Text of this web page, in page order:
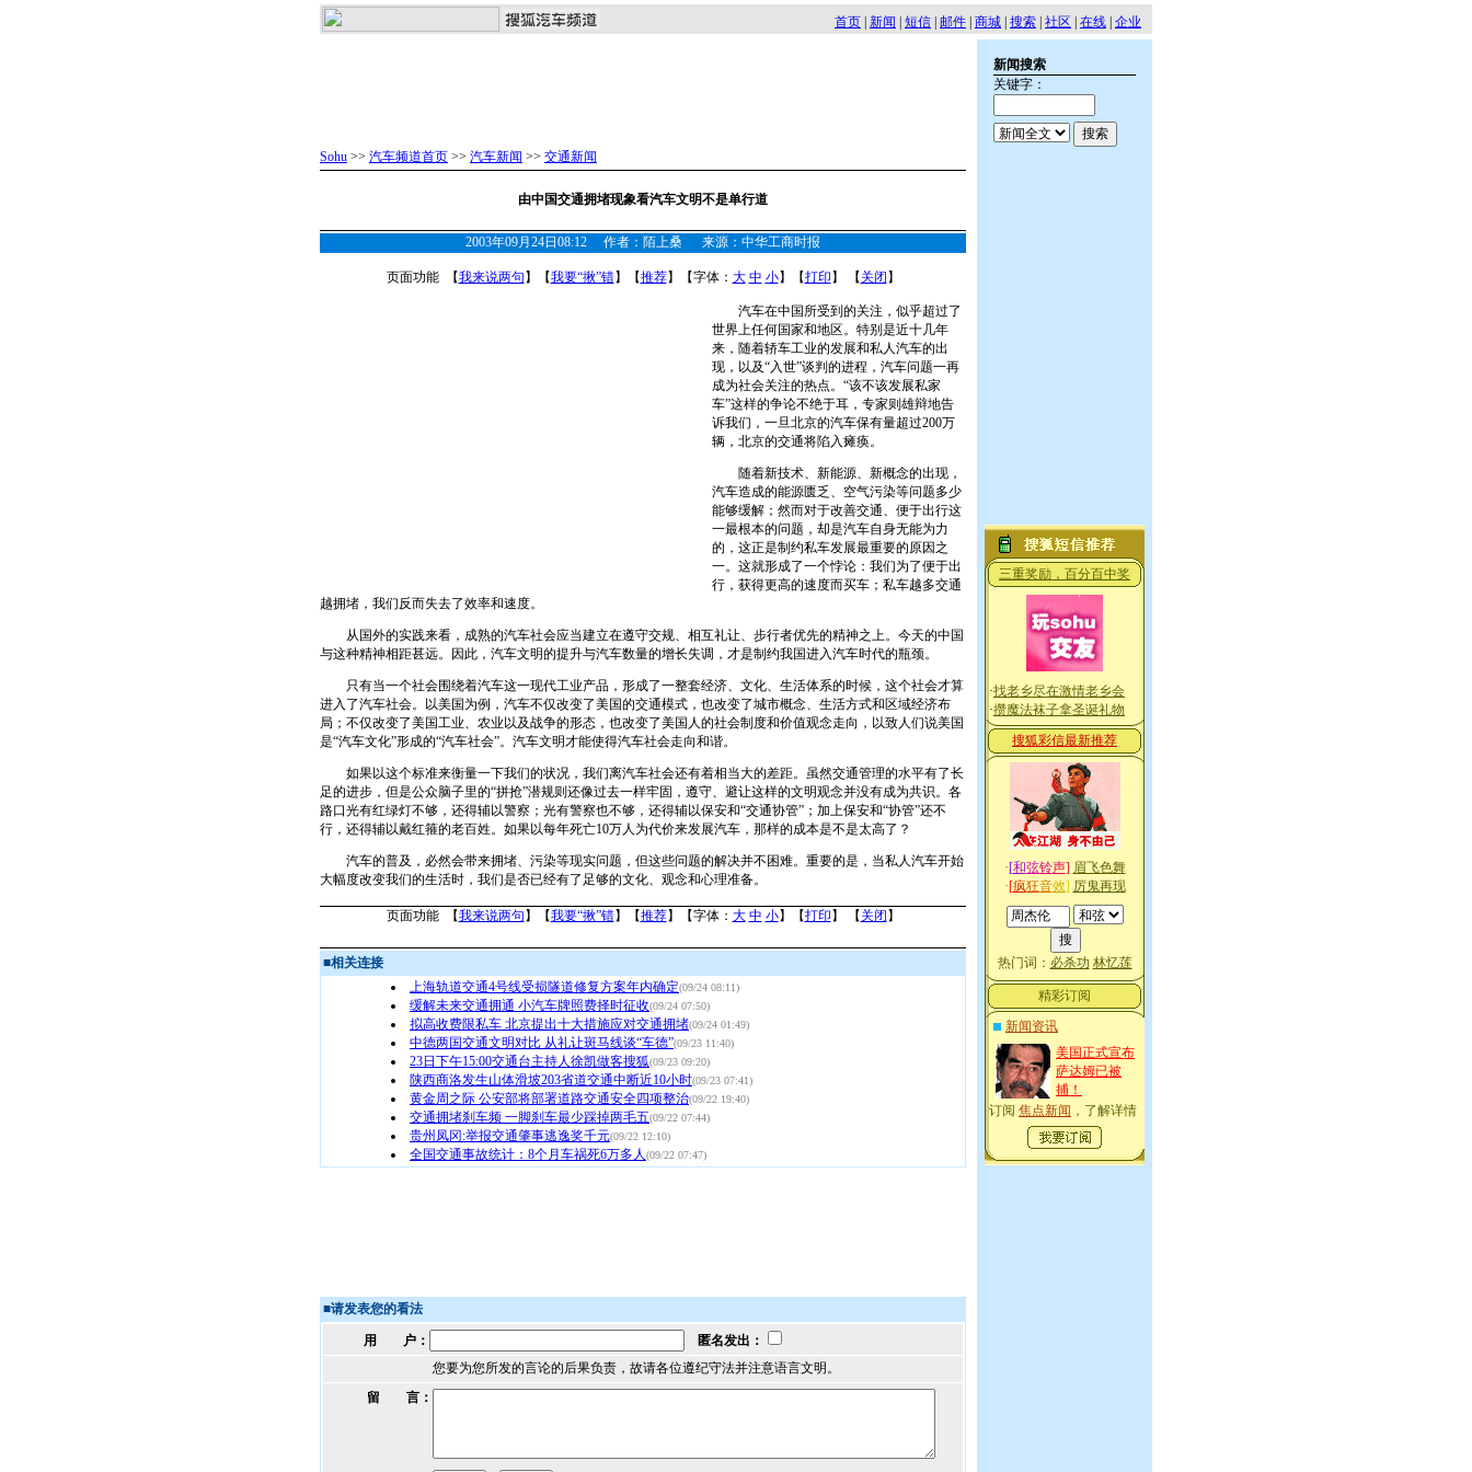
首页 新闻 短信 邮件 商城 搜索 社区 在线 企业
Sohu >> 汽车频道首页 >> 汽车新闻 >> 交通新闻
由中国交通拥堵现象看汽车文明不是单行道
2003年09月24日08:12 作者：陌上桑 来源：中华工商时报
页面功能 【我来说两句 】【我要“揪”错】【推荐】【字体： 大 中 小】【打印 】 【 关闭 】
汽车在中国所受到的关注，似乎超过了
世界上任何国家和地区。特别是近十几年
来，随着轿车工业的发展和私人汽车的出
现，以及“入世”谈判的进程，汽车问题一再
成为社会关注的热点。“该不该发展私家
车”这样的争论不绝于耳，专家则雄辩地告
诉我们，一旦北京的汽车保有量超过200万
辆，北京的交通将陷入瘫痪。
随着新技术、新能源、新概念的出现，
汽车造成的能源匮乏、空气污染等问题多少
能够缓解；然而对于改善交通、便于出行这
一最根本的问题，却是汽车自身无能为力
的，这正是制约私车发展最重要的原因之
一。这就形成了一个悖论：我们为了便于出
行，获得更高的速度而买车；私车越多交通
越拥堵，我们反而失去了效率和速度。
从国外的实践来看，成熟的汽车社会应当建立在遵守交规、相互礼让、步行者优先的精神之上。今天的中国
与这种精神相距甚远。因此，汽车文明的提升与汽车数量的增长失调，才是制约我国进入汽车时代的瓶颈。
只有当一个社会围绕着汽车这一现代工业产品，形成了一整套经济、文化、生活体系的时候，这个社会才算
进入了汽车社会。以美国为例，汽车不仅改变了美国的交通模式，也改变了城市概念、生活方式和区域经济布
局；不仅改变了美国工业、农业以及战争的形态，也改变了美国人的社会制度和价值观念走向，以致人们说美国
是“汽车文化”形成的“汽车社会”。汽车文明才能使得汽车社会走向和谐。
如果以这个标准来衡量一下我们的状况，我们离汽车社会还有着相当大的差距。虽然交通管理的水平有了长
足的进步，但是公众脑子里的“拼抢”潜规则还像过去一样牢固，遵守、避让这样的文明观念并没有成为共识。各
路口光有红绿灯不够，还得辅以警察；光有警察也不够，还得辅以保安和“交通协管”；加上保安和“协管”还不
行，还得辅以戴红箍的老百姓。如果以每年死亡10万人为代价来发展汽车，那样的成本是不是太高了？
汽车的普及，必然会带来拥堵、污染等现实问题，但这些问题的解决并不困难。重要的是，当私人汽车开始
大幅度改变我们的生活时，我们是否已经有了足够的文化、观念和心理准备。
页面功能 【我来说两句 】【我要“揪”错】【推荐】【字体： 大 中 小】【打印 】 【 关闭 】
■相关连接
上海轨道交通4号线受损隧道修复方案年内确定(09/24 08:11)
缓解未来交通拥通 小汽车牌照费择时征收(09/24 07:50)
拟高收费限私车 北京提出十大措施应对交通拥堵(09/24 01:49)
中德两国交通文明对比 从礼让斑马线谈“车德”(09/23 11:40)
23日下午15:00交通台主持人徐凯做客搜狐(09/23 09:20)
陕西商洛发生山体滑坡203省道交通中断近10小时(09/23 07:41)
黄金周之际 公安部将部署道路交通安全四项整治(09/22 19:40)
交通拥堵刹车频 一脚刹车最少踩掉两毛五(09/22 07:44)
贵州凤冈:举报交通肇事逃逸奖千元(09/22 12:10)
全国交通事故统计：8个月车祸死6万多人(09/22 07:47)
■请发表您的看法
用 户：
匿名发出：
您要为您所发的言论的后果负责，故请各位遵纪守法并注意语言文明。
留 言：
新闻搜索
关键字：
三重奖励，百分百中奖
·找老乡尽在激情老乡会
·攒魔法袜子拿圣诞礼物
搜狐彩信最新推荐
·[和弦铃声] 眉飞色舞
·[疯狂音效] 厉鬼再现
热门词： 必杀功 林忆莲
精彩订阅
新闻资讯
美国正式宣布
萨达姆已被
捕！
订阅 焦点新闻 ，了解详情